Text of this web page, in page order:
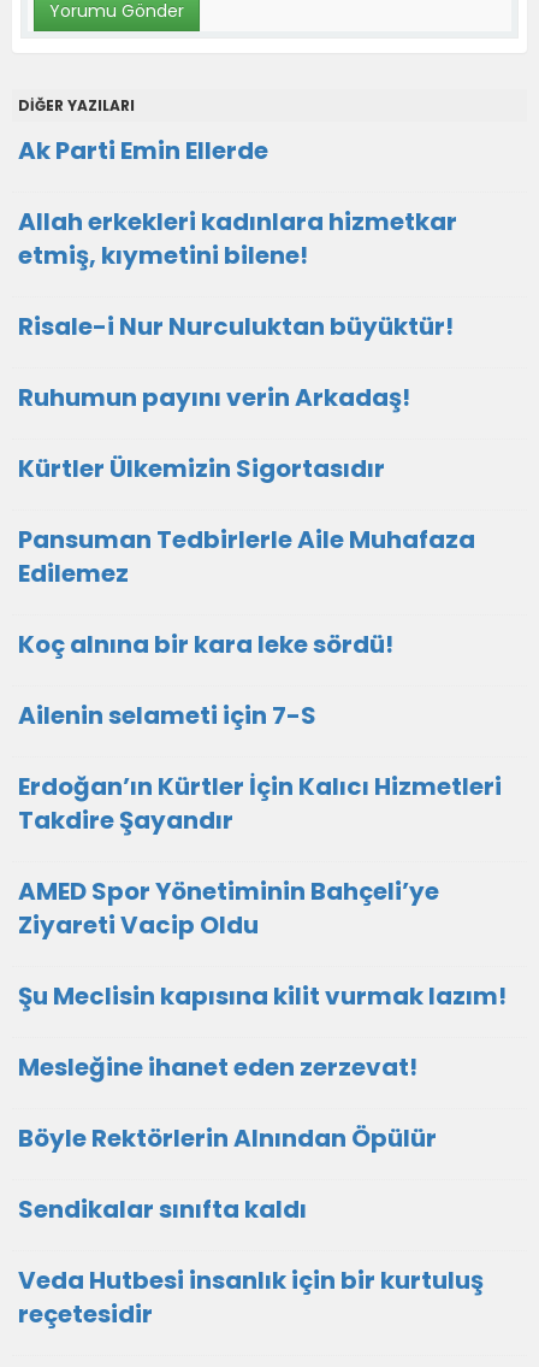
DİĞER YAZILARI
Ak Parti Emin Ellerde
Allah erkekleri kadınlara hizmetkar
etmiş, kıymetini bilene!
Risale-i Nur Nurculuktan büyüktür!
Ruhumun payını verin Arkadaş!
Kürtler Ülkemizin Sigortasıdır
Pansuman Tedbirlerle Aile Muhafaza
Edilemez
Koç alnına bir kara leke sördü!
Ailenin selameti için 7-S
Erdoğan’ın Kürtler İçin Kalıcı Hizmetleri
Takdire Şayandır
AMED Spor Yönetiminin Bahçeli’ye
Ziyareti Vacip Oldu
Şu Meclisin kapısına kilit vurmak lazım!
Mesleğine ihanet eden zerzevat!
Böyle Rektörlerin Alnından Öpülür
Sendikalar sınıfta kaldı
Veda Hutbesi insanlık için bir kurtuluş
reçetesidir